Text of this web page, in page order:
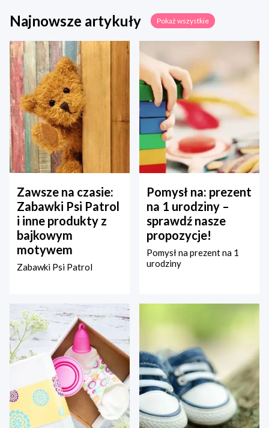
Najnowsze artykuły Pokaż wszystkie
Zawsze na czasie:
Zabawki Psi Patrol
i inne produkty z
bajkowym
motywem
Zabawki Psi Patrol
Pomysł na: prezent
na 1 urodziny –
sprawdź nasze
propozycje!
Pomysł na prezent na 1
urodziny